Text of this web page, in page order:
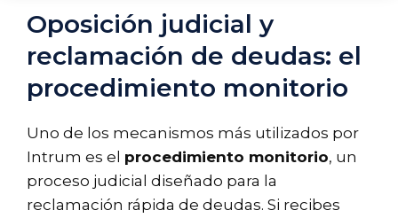
Oposición judicial y
reclamación de deudas: el
procedimiento monitorio
Uno de los mecanismos más utilizados por
Intrum es el procedimiento monitorio, un
proceso judicial diseñado para la
reclamación rápida de deudas. Si recibes